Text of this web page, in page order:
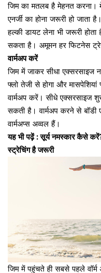
जिम का मतलब है मेहनत
एनर्जी का होना जरूरी हो जाता
हल्की डायट लेना भी जरूरी
सकता है। अमूमन हर फिटनेस
वार्मअप करें
जिम में जाकर सीधा एक्सरसाइज
फ्लो तेजी से होगा और
वार्मअप करें। सीधे एक्सरसाइज
सकती है। वार्मअप करने से बॉडी
वार्मअप्स अव्वल हैं।
यह भी पढ़ें :सूर्य नमस्कार कैसे
स्ट्रेचिंग है जरूरी
जिम में पहुंचते ही सबसे पहले